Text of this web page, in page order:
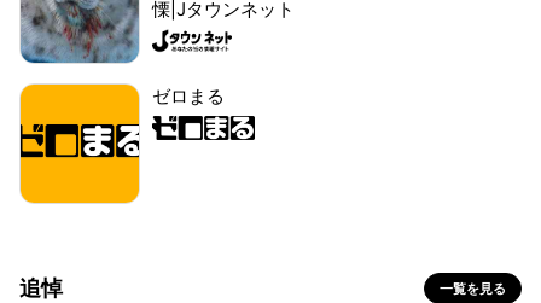
慄|Jタウンネット
ゼロまる
追悼 一覧を見る